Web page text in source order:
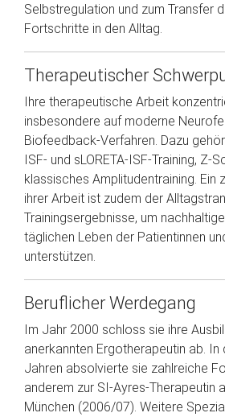
Selbstregulation und zum Transfer
Fortschritte in den Alltag.
Therapeutischer
Ihre therapeutische Arbeit
insbesondere auf moderne
Biofeedback-Verfahren. Dazu
ISF- und sLORETA-ISF-Training, Z-
klassisches Amplitudentraining. Ein
ihrer Arbeit ist zudem der
Trainingsergebnisse, um
täglichen Leben der Patientinnen
unterstützen.
Beruflicher Werdegang
Im Jahr 2000 schloss sie ihre
anerkannten Ergotherapeutin ab. In
Jahren absolvierte sie zahlreiche
anderem zur SI-Ayres-Therapeutin
München (2006/07). Weitere